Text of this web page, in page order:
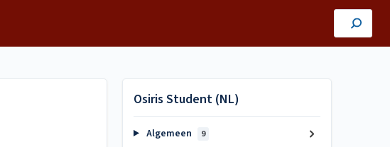
Osiris Student (NL)
Algemeen 9